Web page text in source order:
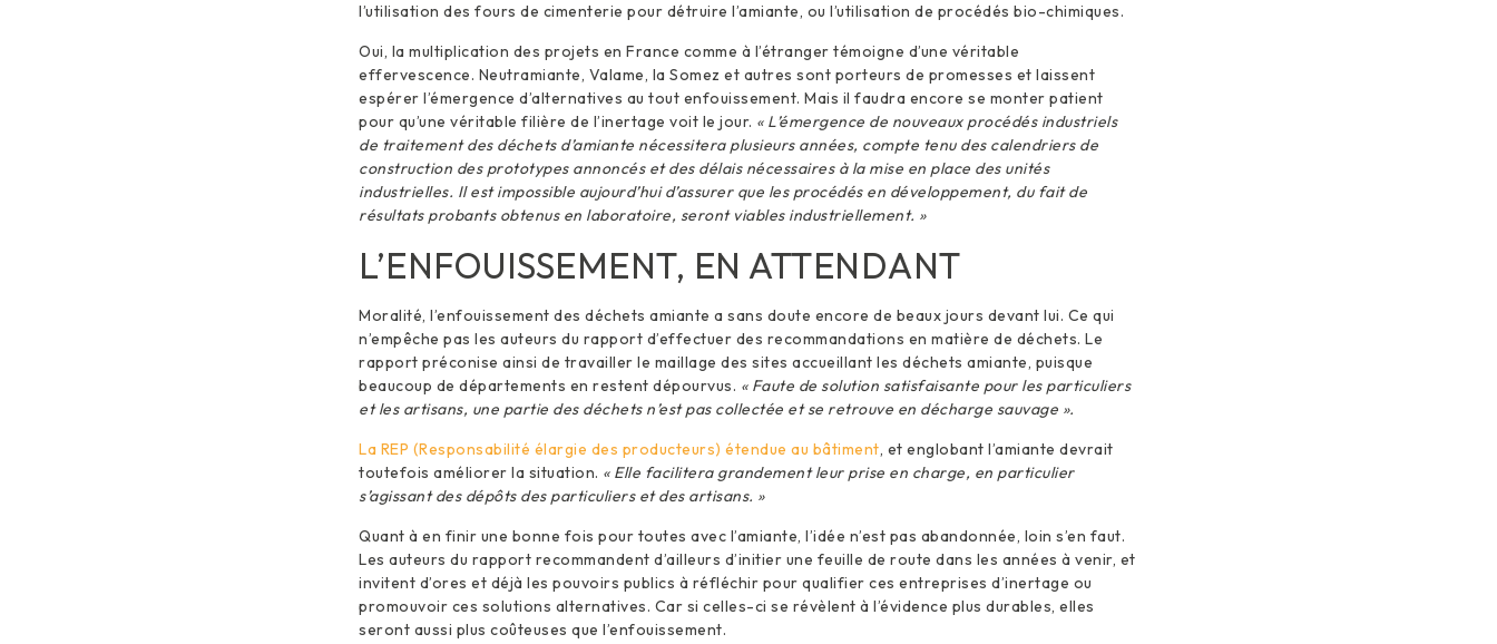
l’utilisation des fours de cimenterie pour détruire l’amiante, ou l’utilisation de procédés bio-chimiques.
Oui, la multiplication des projets en France comme à l’étranger témoigne d’une véritable
effervescence. Neutramiante, Valame, la Somez et autres sont porteurs de promesses et laissent
espérer l’émergence d’alternatives au tout enfouissement. Mais il faudra encore se monter patient
pour qu’une véritable filière de l’inertage voit le jour. « L’émergence de nouveaux procédés industriels
de traitement des déchets d’amiante nécessitera plusieurs années, compte tenu des calendriers de
construction des prototypes annoncés et des délais nécessaires à la mise en place des unités
industrielles. Il est impossible aujourd’hui d’assurer que les procédés en développement, du fait de
résultats probants obtenus en laboratoire, seront viables industriellement. »
L’ENFOUISSEMENT, EN ATTENDANT
Moralité, l’enfouissement des déchets amiante a sans doute encore de beaux jours devant lui. Ce qui
n’empêche pas les auteurs du rapport d’effectuer des recommandations en matière de déchets. Le
rapport préconise ainsi de travailler le maillage des sites accueillant les déchets amiante, puisque
beaucoup de départements en restent dépourvus. « Faute de solution satisfaisante pour les particuliers
et les artisans, une partie des déchets n’est pas collectée et se retrouve en décharge sauvage ».
La REP (Responsabilité élargie des producteurs) étendue au bâtiment, et englobant l’amiante devrait
toutefois améliorer la situation. « Elle facilitera grandement leur prise en charge, en particulier
s’agissant des dépôts des particuliers et des artisans. »
Quant à en finir une bonne fois pour toutes avec l’amiante, l’idée n’est pas abandonnée, loin s’en faut.
Les auteurs du rapport recommandent d’ailleurs d’initier une feuille de route dans les années à venir, et
invitent d’ores et déjà les pouvoirs publics à réfléchir pour qualifier ces entreprises d’inertage ou
promouvoir ces solutions alternatives. Car si celles-ci se révèlent à l’évidence plus durables, elles
seront aussi plus coûteuses que l’enfouissement.